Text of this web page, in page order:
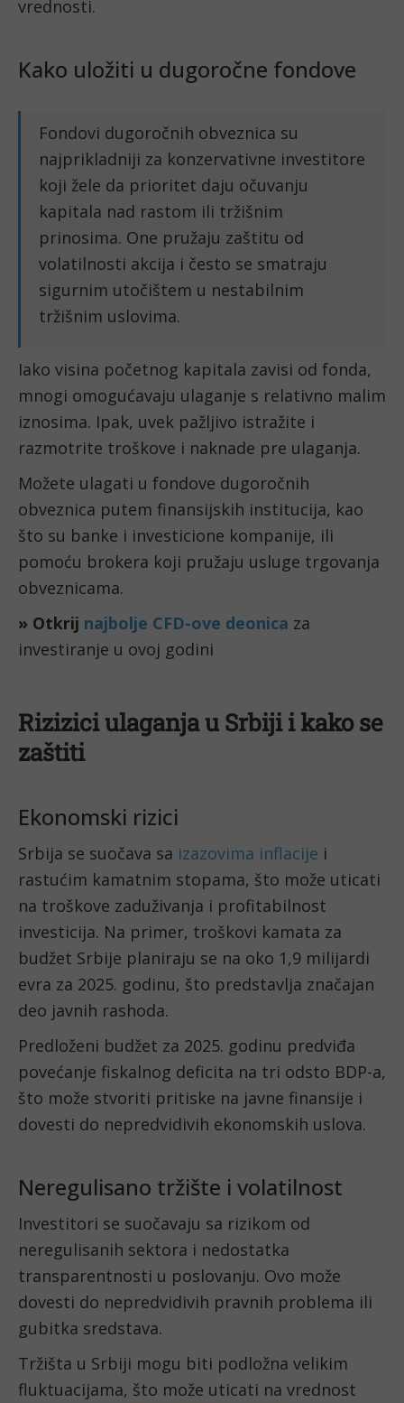
vrednosti.
Kako uložiti u dugoročne fondove
Fondovi dugoročnih obveznica su
najprikladniji za konzervativne investitore
koji žele da prioritet daju očuvanju
kapitala nad rastom ili tržišnim
prinosima. One pružaju zaštitu od
volatilnosti akcija i često se smatraju
sigurnim utočištem u nestabilnim
tržišnim uslovima.
Iako visina početnog kapitala zavisi od fonda,
mnogi omogućavaju ulaganje s relativno malim
iznosima. Ipak, uvek pažljivo istražite i
razmotrite troškove i naknade pre ulaganja.
Možete ulagati u fondove dugoročnih
obveznica putem finansijskih institucija, kao
što su banke i investicione kompanije, ili
pomoću brokera koji pružaju usluge trgovanja
obveznicama.
» Otkrij najbolje CFD-ove deonica za
investiranje u ovoj godini
Rizizici ulaganja u Srbiji i kako se
zaštiti
Ekonomski rizici
Srbija se suočava sa izazovima inflacije i
rastućim kamatnim stopama, što može uticati
na troškove zaduživanja i profitabilnost
investicija. Na primer, troškovi kamata za
budžet Srbije planiraju se na oko 1,9 milijardi
evra za 2025. godinu, što predstavlja značajan
deo javnih rashoda.
Predloženi budžet za 2025. godinu predviđa
povećanje fiskalnog deficita na tri odsto BDP-a,
što može stvoriti pritiske na javne finansije i
dovesti do nepredvidivih ekonomskih uslova.
Neregulisano tržište i volatilnost
Investitori se suočavaju sa rizikom od
neregulisanih sektora i nedostatka
transparentnosti u poslovanju. Ovo može
dovesti do nepredvidivih pravnih problema ili
gubitka sredstava.
Tržišta u Srbiji mogu biti podložna velikim
fluktuacijama, što može uticati na vrednost